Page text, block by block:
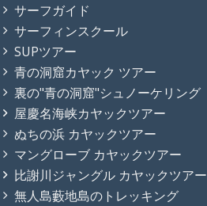
サーフガイド
サーフィンスクール
SUPツアー
青の洞窟カヤック ツアー
裏の"青の洞窟"シュノーケリング
屋慶名海峡カヤックツアー
ぬちの浜 カヤックツアー
マングローブ カヤックツアー
比謝川ジャングル カヤックツアー
無人島藪地島のトレッキング